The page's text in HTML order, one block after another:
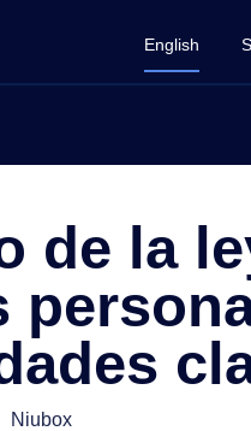
English
de la
Niubox